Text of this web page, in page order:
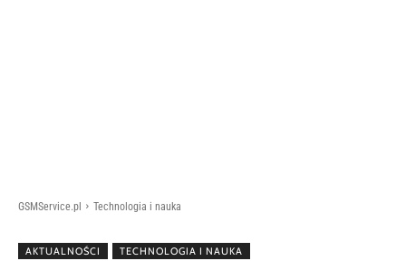
GSMService.pl Technologia i nauka
AKTUALNOŚCI TECHNOLOGIA I NAUKA